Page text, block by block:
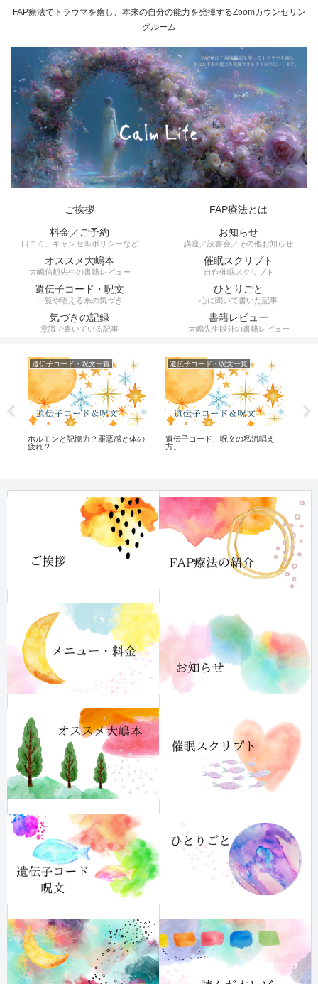
FAP療法でトラウマを癒し、本来の自分の能力を発揮するZoomカウンセリン
グルーム
ご挨拶
FAP療法とは
料金／ご予約
口コミ、キャンセルポリシーなど
お知らせ
講座／読書会／その他お知らせ
オススメ大嶋本
大嶋信頼先生の書籍レビュー
催眠スクリプト
自作催眠スクリプト
遺伝子コード・呪文
一覧や唱える系の気づき
ひとりごと
心に聞いて書いた記事
気づきの記録
意識で書いている記事
書籍レビュー
大嶋先生以外の書籍レビュー
遺伝子コード・呪文一覧
ホルモンと記憶力？罪悪感と体の
疲れ？
遺伝子コード・呪文一覧
遺伝子コード、呪文の私流唱え
方。